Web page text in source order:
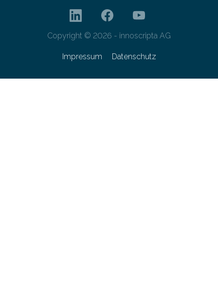
Copyright © 2026 - innoscripta AG
Impressum Datenschutz